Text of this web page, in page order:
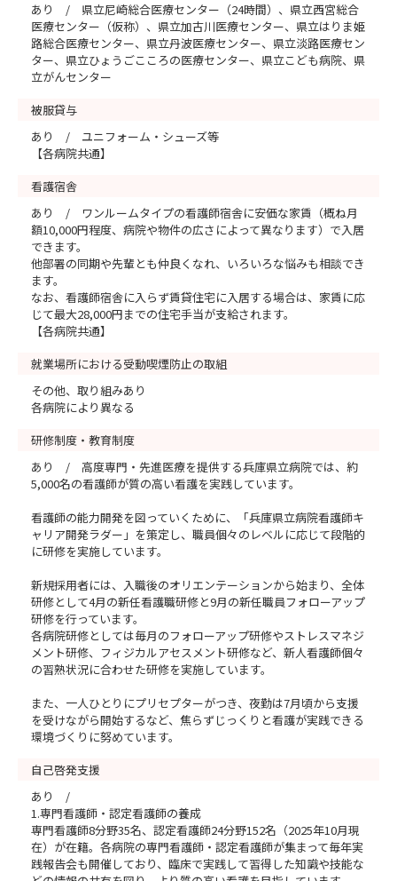
あり / 県立尼崎総合医療センター（24時間）、県立西宮総合
医療センター（仮称）、県立加古川医療センター、県立はりま姫
路総合医療センター、県立丹波医療センター、県立淡路医療セン
ター、県立ひょうごこころの医療センター、県立こども病院、県
立がんセンター
被服貸与
あり / ユニフォーム・シューズ等
【各病院共通】
看護宿舎
あり / ワンルームタイプの看護師宿舎に安価な家賃（概ね月
額10,000円程度、病院や物件の広さによって異なります）で入居
できます。
他部署の同期や先輩とも仲良くなれ、いろいろな悩みも相談でき
ます。
なお、看護師宿舎に入らず賃貸住宅に入居する場合は、家賃に応
じて最大28,000円までの住宅手当が支給されます。
【各病院共通】
就業場所における受動喫煙防止の取組
その他、取り組みあり
各病院により異なる
研修制度・教育制度
あり / 高度専門・先進医療を提供する兵庫県立病院では、約
5,000名の看護師が質の高い看護を実践しています。
看護師の能力開発を図っていくために、「兵庫県立病院看護師キ
ャリア開発ラダー」を策定し、職員個々のレベルに応じて段階的
に研修を実施しています。
新規採用者には、入職後のオリエンテーションから始まり、全体
研修として4月の新任看護職研修と9月の新任職員フォローアップ
研修を行っています。
各病院研修としては毎月のフォローアップ研修やストレスマネジ
メント研修、フィジカルアセスメント研修など、新人看護師個々
の習熟状況に合わせた研修を実施しています。
また、一人ひとりにプリセプターがつき、夜勤は7月頃から支援
を受けながら開始するなど、焦らずじっくりと看護が実践できる
環境づくりに努めています。
自己啓発支援
あり /
1.専門看護師・認定看護師の養成
専門看護師8分野35名、認定看護師24分野152名（2025年10月現
在）が在籍。各病院の専門看護師・認定看護師が集まって毎年実
践報告会も開催しており、臨床で実践して習得した知識や技能な